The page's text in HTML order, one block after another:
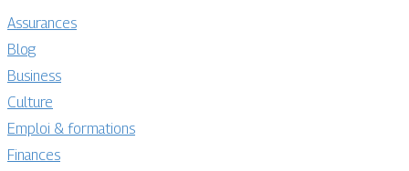
Assurances
Blog
Business
Culture
Emploi & formations
Finances